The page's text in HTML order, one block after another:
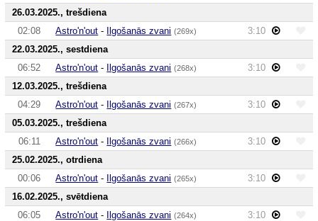
26.03.2025., trešdiena
02:08
Astro'n'out - Ilgošanās zvani (269x)
3:10
22.03.2025., sestdiena
06:52
Astro'n'out - Ilgošanās zvani (268x)
3:10
12.03.2025., trešdiena
04:29
Astro'n'out - Ilgošanās zvani (267x)
3:10
05.03.2025., trešdiena
06:11
Astro'n'out - Ilgošanās zvani (266x)
3:10
25.02.2025., otrdiena
00:06
Astro'n'out - Ilgošanās zvani (265x)
3:10
16.02.2025., svētdiena
06:05
Astro'n'out - Ilgošanās zvani (264x)
3:10